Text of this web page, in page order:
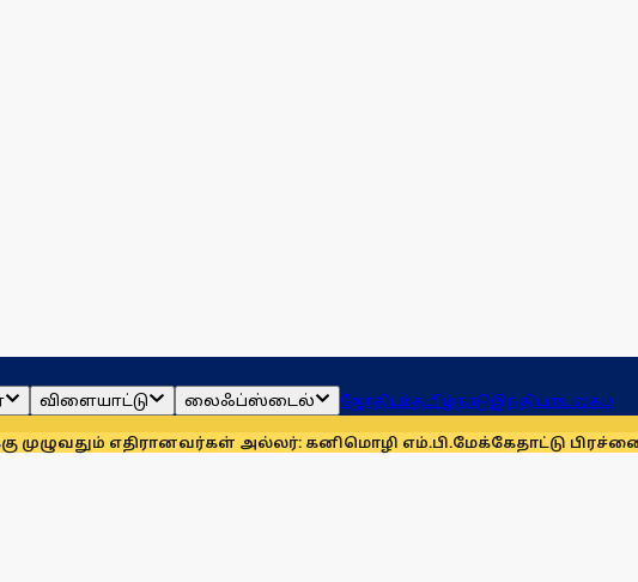
விளையாட்டு லைஃப்ஸ்டைல் ஜோதிடம்தமிழ்நாடுஇந்தியாஉலகம்
அல்லர்: கனிமொழி எம்.பி.மேக்கேதாட்டு பிரச்னையை திசை